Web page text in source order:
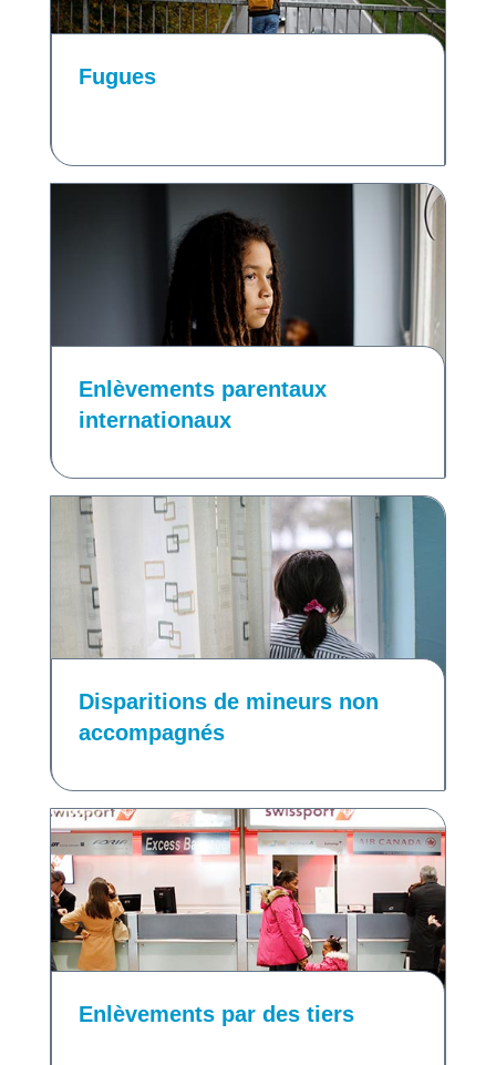
Fugues
Enlèvements parentaux
internationaux
Disparitions de mineurs non
accompagnés
Enlèvements par des tiers